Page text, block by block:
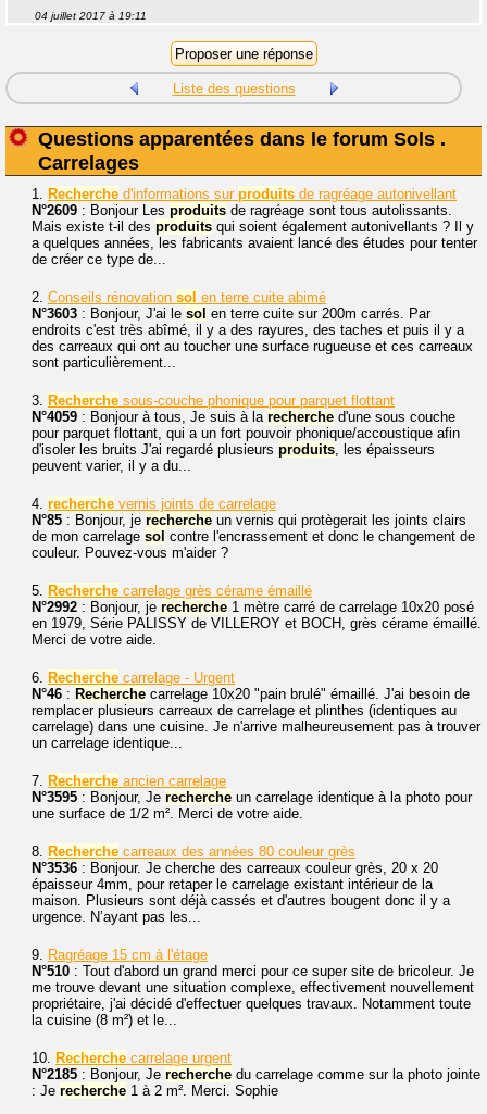
04 juillet 2017 à 19:11
Liste des questions
Questions apparentées dans le forum Sols .
Carrelages
1. Recherche d'informations sur produits de ragréage autonivellant
N°2609 : Bonjour Les produits de ragréage sont tous autolissants.
Mais existe t-il des produits qui soient également autonivellants ? Il y
a quelques années, les fabricants avaient lancé des études pour tenter
de créer ce type de...
2. Conseils rénovation sol en terre cuite abimé
N°3603 : Bonjour, J'ai le sol en terre cuite sur 200m carrés. Par
endroits c'est très abîmé, il y a des rayures, des taches et puis il y a
des carreaux qui ont au toucher une surface rugueuse et ces carreaux
sont particulièrement...
3. Recherche sous-couche phonique pour parquet flottant
N°4059 : Bonjour à tous, Je suis à la recherche d'une sous couche
pour parquet flottant, qui a un fort pouvoir phonique/accoustique afin
d'isoler les bruits J'ai regardé plusieurs produits, les épaisseurs
peuvent varier, il y a du...
4. recherche vernis joints de carrelage
N°85 : Bonjour, je recherche un vernis qui protègerait les joints clairs
de mon carrelage sol contre l'encrassement et donc le changement de
couleur. Pouvez-vous m'aider ?
5. Recherche carrelage grès cérame émaillé
N°2992 : Bonjour, je recherche 1 mètre carré de carrelage 10x20 posé
en 1979, Série PALISSY de VILLEROY et BOCH, grès cérame émaillé.
Merci de votre aide.
6. Recherche carrelage - Urgent
N°46 : Recherche carrelage 10x20 "pain brulé" émaillé. J'ai besoin de
remplacer plusieurs carreaux de carrelage et plinthes (identiques au
carrelage) dans une cuisine. Je n'arrive malheureusement pas à trouver
un carrelage identique...
7. Recherche ancien carrelage
N°3595 : Bonjour, Je recherche un carrelage identique à la photo pour
une surface de 1/2 m². Merci de votre aide.
8. Recherche carreaux des années 80 couleur grès
N°3536 : Bonjour. Je cherche des carreaux couleur grès, 20 x 20
épaisseur 4mm, pour retaper le carrelage existant intérieur de la
maison. Plusieurs sont déjà cassés et d'autres bougent donc il y a
urgence. N’ayant pas les...
9. Ragréage 15 cm à l'étage
N°510 : Tout d'abord un grand merci pour ce super site de bricoleur. Je
me trouve devant une situation complexe, effectivement nouvellement
propriétaire, j'ai décidé d'effectuer quelques travaux. Notamment toute
la cuisine (8 m²) et le...
10. Recherche carrelage urgent
N°2185 : Bonjour, Je recherche du carrelage comme sur la photo jointe
: Je recherche 1 à 2 m². Merci. Sophie